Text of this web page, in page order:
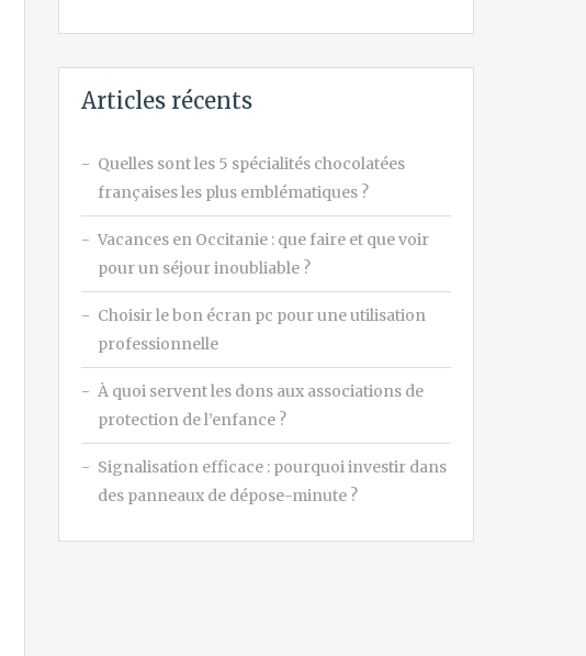
Articles récents
Quelles sont les 5 spécialités chocolatées
françaises les plus emblématiques ?
Vacances en Occitanie : que faire et que voir
pour un séjour inoubliable ?
Choisir le bon écran pc pour une utilisation
professionnelle
À quoi servent les dons aux associations de
protection de l’enfance ?
Signalisation efficace : pourquoi investir dans
des panneaux de dépose-minute ?